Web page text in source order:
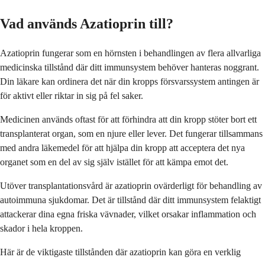
Vad används Azatioprin till?
Azatioprin fungerar som en hörnsten i behandlingen av flera allvarliga
medicinska tillstånd där ditt immunsystem behöver hanteras noggrant.
Din läkare kan ordinera det när din kropps försvarssystem antingen är
för aktivt eller riktar in sig på fel saker.
Medicinen används oftast för att förhindra att din kropp stöter bort ett
transplanterat organ, som en njure eller lever. Det fungerar tillsammans
med andra läkemedel för att hjälpa din kropp att acceptera det nya
organet som en del av sig själv istället för att kämpa emot det.
Utöver transplantationsvård är azatioprin ovärderligt för behandling av
autoimmuna sjukdomar. Det är tillstånd där ditt immunsystem felaktigt
attackerar dina egna friska vävnader, vilket orsakar inflammation och
skador i hela kroppen.
Här är de viktigaste tillstånden där azatioprin kan göra en verklig